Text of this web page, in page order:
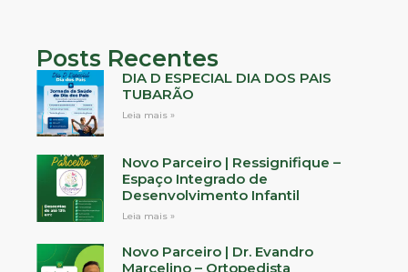
Posts Recentes
DIA D ESPECIAL DIA DOS PAIS
TUBARÃO
Leia mais »
Novo Parceiro | Ressignifique –
Espaço Integrado de
Desenvolvimento Infantil
Leia mais »
Novo Parceiro | Dr. Evandro
Marcelino – Ortopedista